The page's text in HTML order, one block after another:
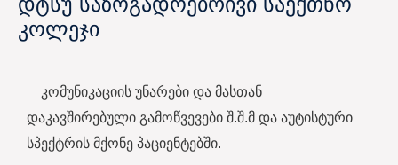
კოლეჯი
კომუნიკაციის უნარები და მასთან
დაკავშირებული გამოწვევები შ.შ.მ და აუტისტური
სპექტრის მქონე პაციენტებში.